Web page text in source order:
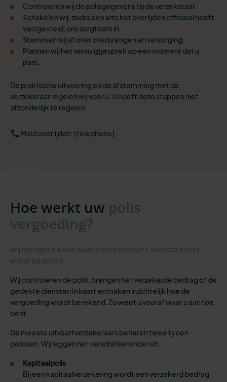
Controleren wij de polisgegevens bij de verzekeraar.
Schakelen wij, zodra een arts het overlijden officieel heeft
vastgesteld, ons zorgteam in.
Stemmen wij af over overbrengen en verzorging.
Plannen wij het vervolggesprek op een moment dat u
past.
De praktische uitvoering en de afstemming met de
verzekeraar regelen wij voor u. U hoeft deze stappen niet
afzonderlijk te regelen.
Meld overlijden: [telephone]
Hoe werkt uw polis
vergoeding?
Wij brengen in kaart waar u recht op heeft, voordat er iets
wordt besloten.
Wij controleren de polis, brengen het verzekerde bedrag of de
gedekte diensten in kaart en maken inzichtelijk hoe de
vergoeding wordt berekend. Zo weet u vooraf waar u aan toe
bent.
De meeste uitvaartverzekeraars beheren twee typen
polissen. Wij leggen het verschil hieronder uit.
Kapitaalpolis
Bij een kapitaalverzekering wordt een verzekerd bedrag